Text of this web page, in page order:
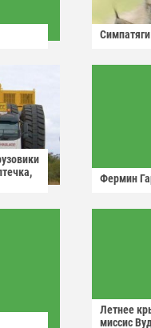
Симпатяги
Фермин
Летнее
миссис